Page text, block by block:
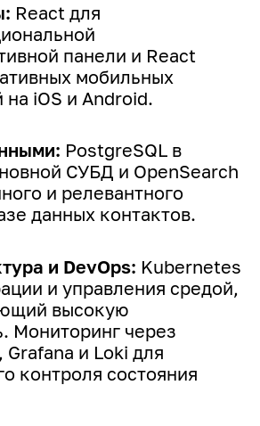
React для
панели и React
мобильных
iOS и Android.
PostgreSQL в
СУБД и OpenSearch
и релевантного
данных контактов.
и DevOps: Kubernetes
и управления средой,
высокую
Мониторинг через
и Loki для
контроля состояния